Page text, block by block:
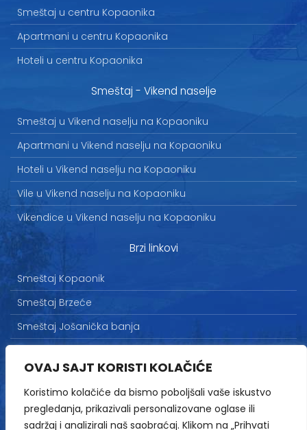
OVAJ SAJT KORISTI KOLAČIĆE
Koristimo kolačiće da bismo poboljšali vaše iskustvo
pregledanja, prikazivali personalizovane oglase ili
sadržaj i analizirali naš saobraćaj. Klikom na „Prihvati
Smeštaj u centru Kopaonika
Apartmani u centru Kopaonika
Hoteli u centru Kopaonika
Smeštaj - Vikend naselje
Smeštaj u Vikend naselju na Kopaoniku
Apartmani u Vikend naselju na Kopaoniku
Hoteli u Vikend naselju na Kopaoniku
Vile u Vikend naselju na Kopaoniku
Vikendice u Vikend naselju na Kopaoniku
Brzi linkovi
Smeštaj Kopaonik
Smeštaj Brzeće
Smeštaj Jošanička banja
Marketing
Politika privatnosti
Kontakt